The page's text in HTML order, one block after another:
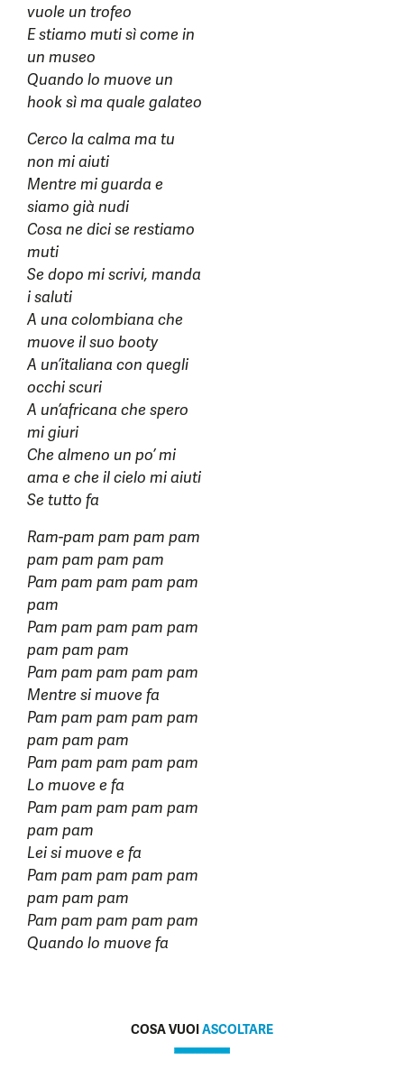
vuole un trofeo
E stiamo muti sì come in
un museo
Quando lo muove un
hook sì ma quale galateo
Cerco la calma ma tu
non mi aiuti
Mentre mi guarda e
siamo già nudi
Cosa ne dici se restiamo
muti
Se dopo mi scrivi, manda
i saluti
A una colombiana che
muove il suo booty
A un’italiana con quegli
occhi scuri
A un’africana che spero
mi giuri
Che almeno un po’ mi
ama e che il cielo mi aiuti
Se tutto fa
Ram-pam pam pam pam
pam pam pam pam
Pam pam pam pam pam
pam
Pam pam pam pam pam
pam pam pam
Pam pam pam pam pam
Mentre si muove fa
Pam pam pam pam pam
pam pam pam
Pam pam pam pam pam
Lo muove e fa
Pam pam pam pam pam
pam pam
Lei si muove e fa
Pam pam pam pam pam
pam pam pam
Pam pam pam pam pam
Quando lo muove fa
COSA VUOIASCOLTARE